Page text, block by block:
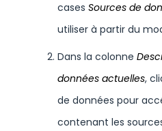
cases Sources de
utiliser à partir du
Dans la colonne
données actuelles,
de données pour
contenant les